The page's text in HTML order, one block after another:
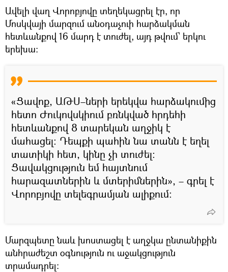
Ավելի վաղ Վորոբյովը տեղեկացրել էր, որ
Մոսկվայի մարզում անօդաչուի հարձակման
հետևանքով 16 մարդ է տուժել, այդ թվում՝ երկու
երեխա։
«Ցավոք, ԱԹՍ–ների երեկվա հարձակումից
հետո Ժուկովսկիում բռնկված հրդեհի
հետևանքով 8 տարեկան աղջիկ է
մահացել։ Դեպքի պահին նա տանն է եղել
տատիկի հետ, կինը չի տուժել։
Ցավակցություն եմ հայտնում
հարազատներին և մտերիմներին», – գրել է
Վորոբյովը տելեգրամյան ալիքում։
Մարզպետը նաև խոստացել է աղջկա ընտանիքին
անհրաժեշտ օգնություն ու աջակցություն
տրամադրել։